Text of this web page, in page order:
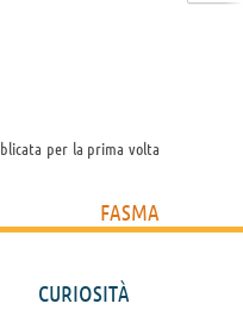
per la prima volta
FASMA
CURIOSITÀ